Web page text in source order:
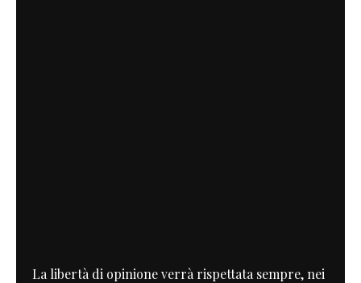
La libertà di opinione verrà rispettata sempre, nei